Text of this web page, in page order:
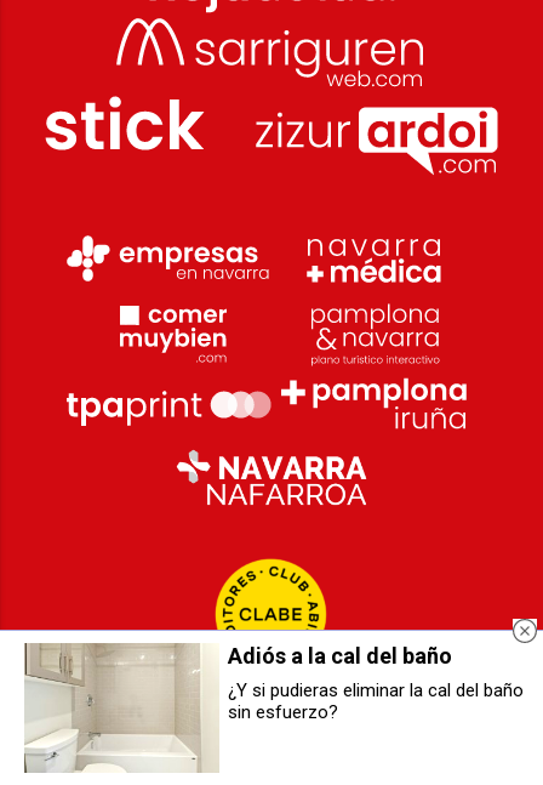
El Valle de Aranguren presenta su
Programa Deportivo Municipal
2025-2026
Adiós a la cal del baño
¿Y si pudieras eliminar la cal del baño
sin esfuerzo?